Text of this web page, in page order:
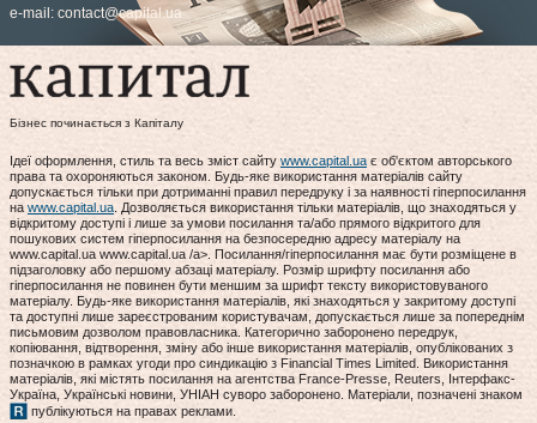
e-mail: contact@capital.ua
Бізнес починається з Капіталу
Ідеї оформлення, стиль та весь зміст сайту www.capital.uaє об'єктом авторського
права та охороняються законом. Будь-яке використання матеріалів сайту
допускається тільки при дотриманні правил передруку і за наявності гіперпосилання
на www.capital.ua. Дозволяється використання тільки матеріалів, що знаходяться у
відкритому доступі і лише за умови посилання та/або прямого відкритого для
пошукових систем гіперпосилання на безпосередню адресу матеріалу на
www.capital.ua www.capital.ua /a>. Посилання/гіперпосилання має бути розміщене в
підзаголовку або першому абзаці матеріалу. Розмір шрифту посилання або
гіперпосилання не повинен бути меншим за шрифт тексту використовуваного
матеріалу. Будь-яке використання матеріалів, які знаходяться у закритому доступі
та доступні лише зареєстрованим користувачам, допускається лише за попереднім
письмовим дозволом правовласника. Категорично заборонено передрук,
копіювання, відтворення, зміну або інше використання матеріалів, опублікованих з
позначкою в рамках угоди про синдикацію з Financial Times Limited. Використання
матеріалів, які містять посилання на агентства France-Presse, Reuters, Інтерфакс-
Україна, Українські новини, УНІАН суворо заборонено. Матеріали, позначені знаком
публікуються на правах реклами.